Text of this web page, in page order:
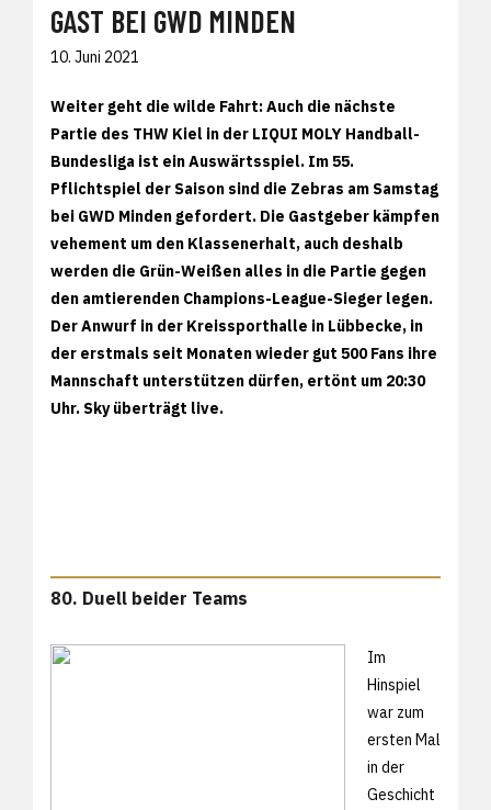
GAST BEI GWD MINDEN
10. Juni 2021
Weiter geht die wilde Fahrt: Auch die nächste
Partie des THW Kiel in der LIQUI MOLY Handball-
Bundesliga ist ein Auswärtsspiel. Im 55.
Pflichtspiel der Saison sind die Zebras am Samstag
bei GWD Minden gefordert. Die Gastgeber kämpfen
vehement um den Klassenerhalt, auch deshalb
werden die Grün-Weißen alles in die Partie gegen
den amtierenden Champions-League-Sieger legen.
Der Anwurf in der Kreissporthalle in Lübbecke, in
der erstmals seit Monaten wieder gut 500 Fans ihre
Mannschaft unterstützen dürfen, ertönt um 20:30
Uhr. Sky überträgt live.
80. Duell beider Teams
Im
Hinspiel
war zum
ersten Mal
in der
Geschicht